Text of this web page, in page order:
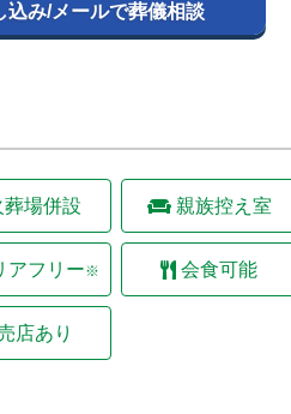
込み/メールで葬儀相談
葬場併設 親族控え室
アフリー※ 会食可能
店あり